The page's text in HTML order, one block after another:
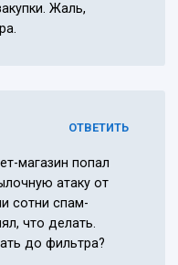
Жаль,
ОТВЕТИТЬ
магазин попал
атаку от
сотни спам-
что делать.
до фильтра?